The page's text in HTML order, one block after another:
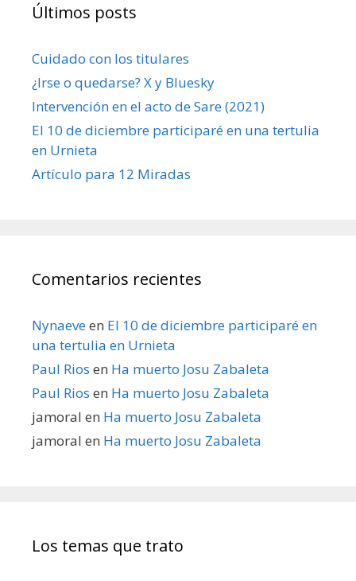
Últimos posts
Cuidado con los titulares
¿Irse o quedarse? X y Bluesky
Intervención en el acto de Sare (2021)
El 10 de diciembre participaré en una tertulia
en Urnieta
Artículo para 12 Miradas
Comentarios recientes
Nynaeveen El 10 de diciembre participaré en
una tertulia en Urnieta
Paul Rios en Ha muerto Josu Zabaleta
Paul Rios en Ha muerto Josu Zabaleta
jamoral en Ha muerto Josu Zabaleta
jamoral en Ha muerto Josu Zabaleta
Los temas que trato